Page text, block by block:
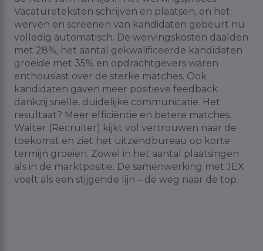
Vacatureteksten schrijven en plaatsen, en het
werven en screenen van kandidaten gebeurt nu
volledig automatisch. De wervingskosten daalden
met 28%, het aantal gekwalificeerde kandidaten
groeide met 35% en opdrachtgevers waren
enthousiast over de sterke matches. Ook
kandidaten gaven meer positieve feedback
dankzij snelle, duidelijke communicatie. Het
resultaat? Meer efficiëntie en betere matches.
Walter (Recruiter) kijkt vol vertrouwen naar de
toekomst en ziet het uitzendbureau op korte
termijn groeien. Zowel in het aantal plaatsingen
als in de marktpositie. De samenwerking met JEX
voelt als een stijgende lijn – de weg naar de top.